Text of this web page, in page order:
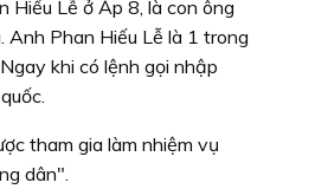
Hiếu Lễ ở Ấp 8, là con ông
Anh Phan Hiếu Lễ là 1 trong
khi có lệnh gọi nhập
tham gia làm nhiệm vụ
dân".